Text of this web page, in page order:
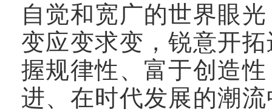
自觉和宽广的世界眼
变应变求变，锐意开
握规律性、富于创造
进、在时代发展的潮